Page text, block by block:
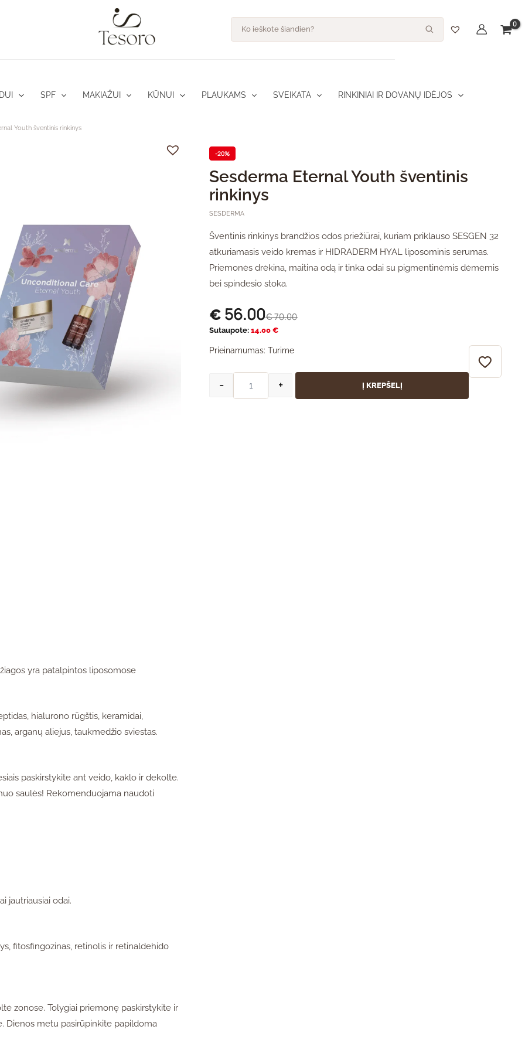
search
SPF MAKIAŽUI KŪNUI PLAUKAMS SVEIKATA RINKINIAI IR DOVANŲ IDĖJOS
Youth šventinis rinkinys
-20%
Sesderma Eternal Youth šventinis
rinkinys
SESDERMA
Šventinis rinkinys brandžios odos priežiūrai, kuriam priklauso SESGEN 32
atkuriamasis veido kremas ir HIDRADERM HYAL liposominis serumas.
Priemonės drėkina, maitina odą ir tinka odai su pigmentinėmis dėmėmis
bei spindesio stoka.
€ 56.00€70.00
Sutaupote:14.00 €
Prieinamumas: Turime
- + Į KREPŠELĮ
yra patalpintos liposomose
hialurono rūgštis, keramidai,
arganų aliejus, taukmedžio sviestas.
paskirstykite ant veido, kaklo ir dekolte.
saulės! Rekomenduojama naudoti
jautriausiai odai.
fitosfingozinas, retinolis ir retinaldehido
zonose. Tolygiai priemonę paskirstykite ir
Dienos metu pasirūpinkite papildoma